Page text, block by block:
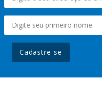
Cadastre-se